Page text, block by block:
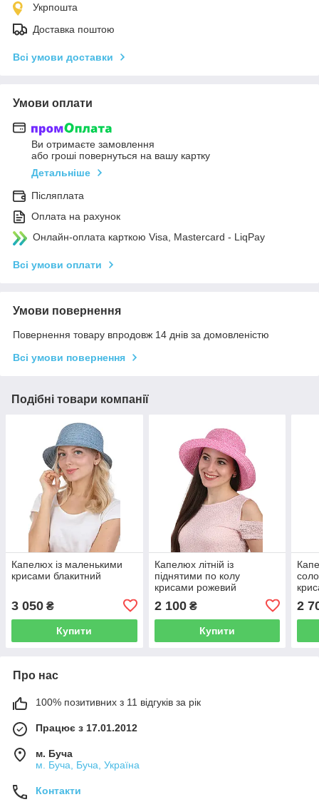
Укрпошта
Доставка поштою
Всі умови доставки
Умови оплати
Ви отримаєте замовлення
або гроші повернуться на вашу картку
Детальніше
Післяплата
Оплата на рахунок
Онлайн-оплата карткою Visa, Mastercard - LiqPay
Всі умови оплати
Умови повернення
Повернення товару впродовж 14 днів за домовленістю
Всі умови повернення
Подібні товари компанії
Капелюх із маленькими
крисами блакитний
3 050 ₴
Купити
Капелюх літній із
піднятими по колу
крисами рожевий
2 100₴
Купити
2
Про нас
100% позитивних з 11 відгуків за рік
Працює з 17.01.2012
м. Буча
м. Буча, Буча, Україна
Контакти